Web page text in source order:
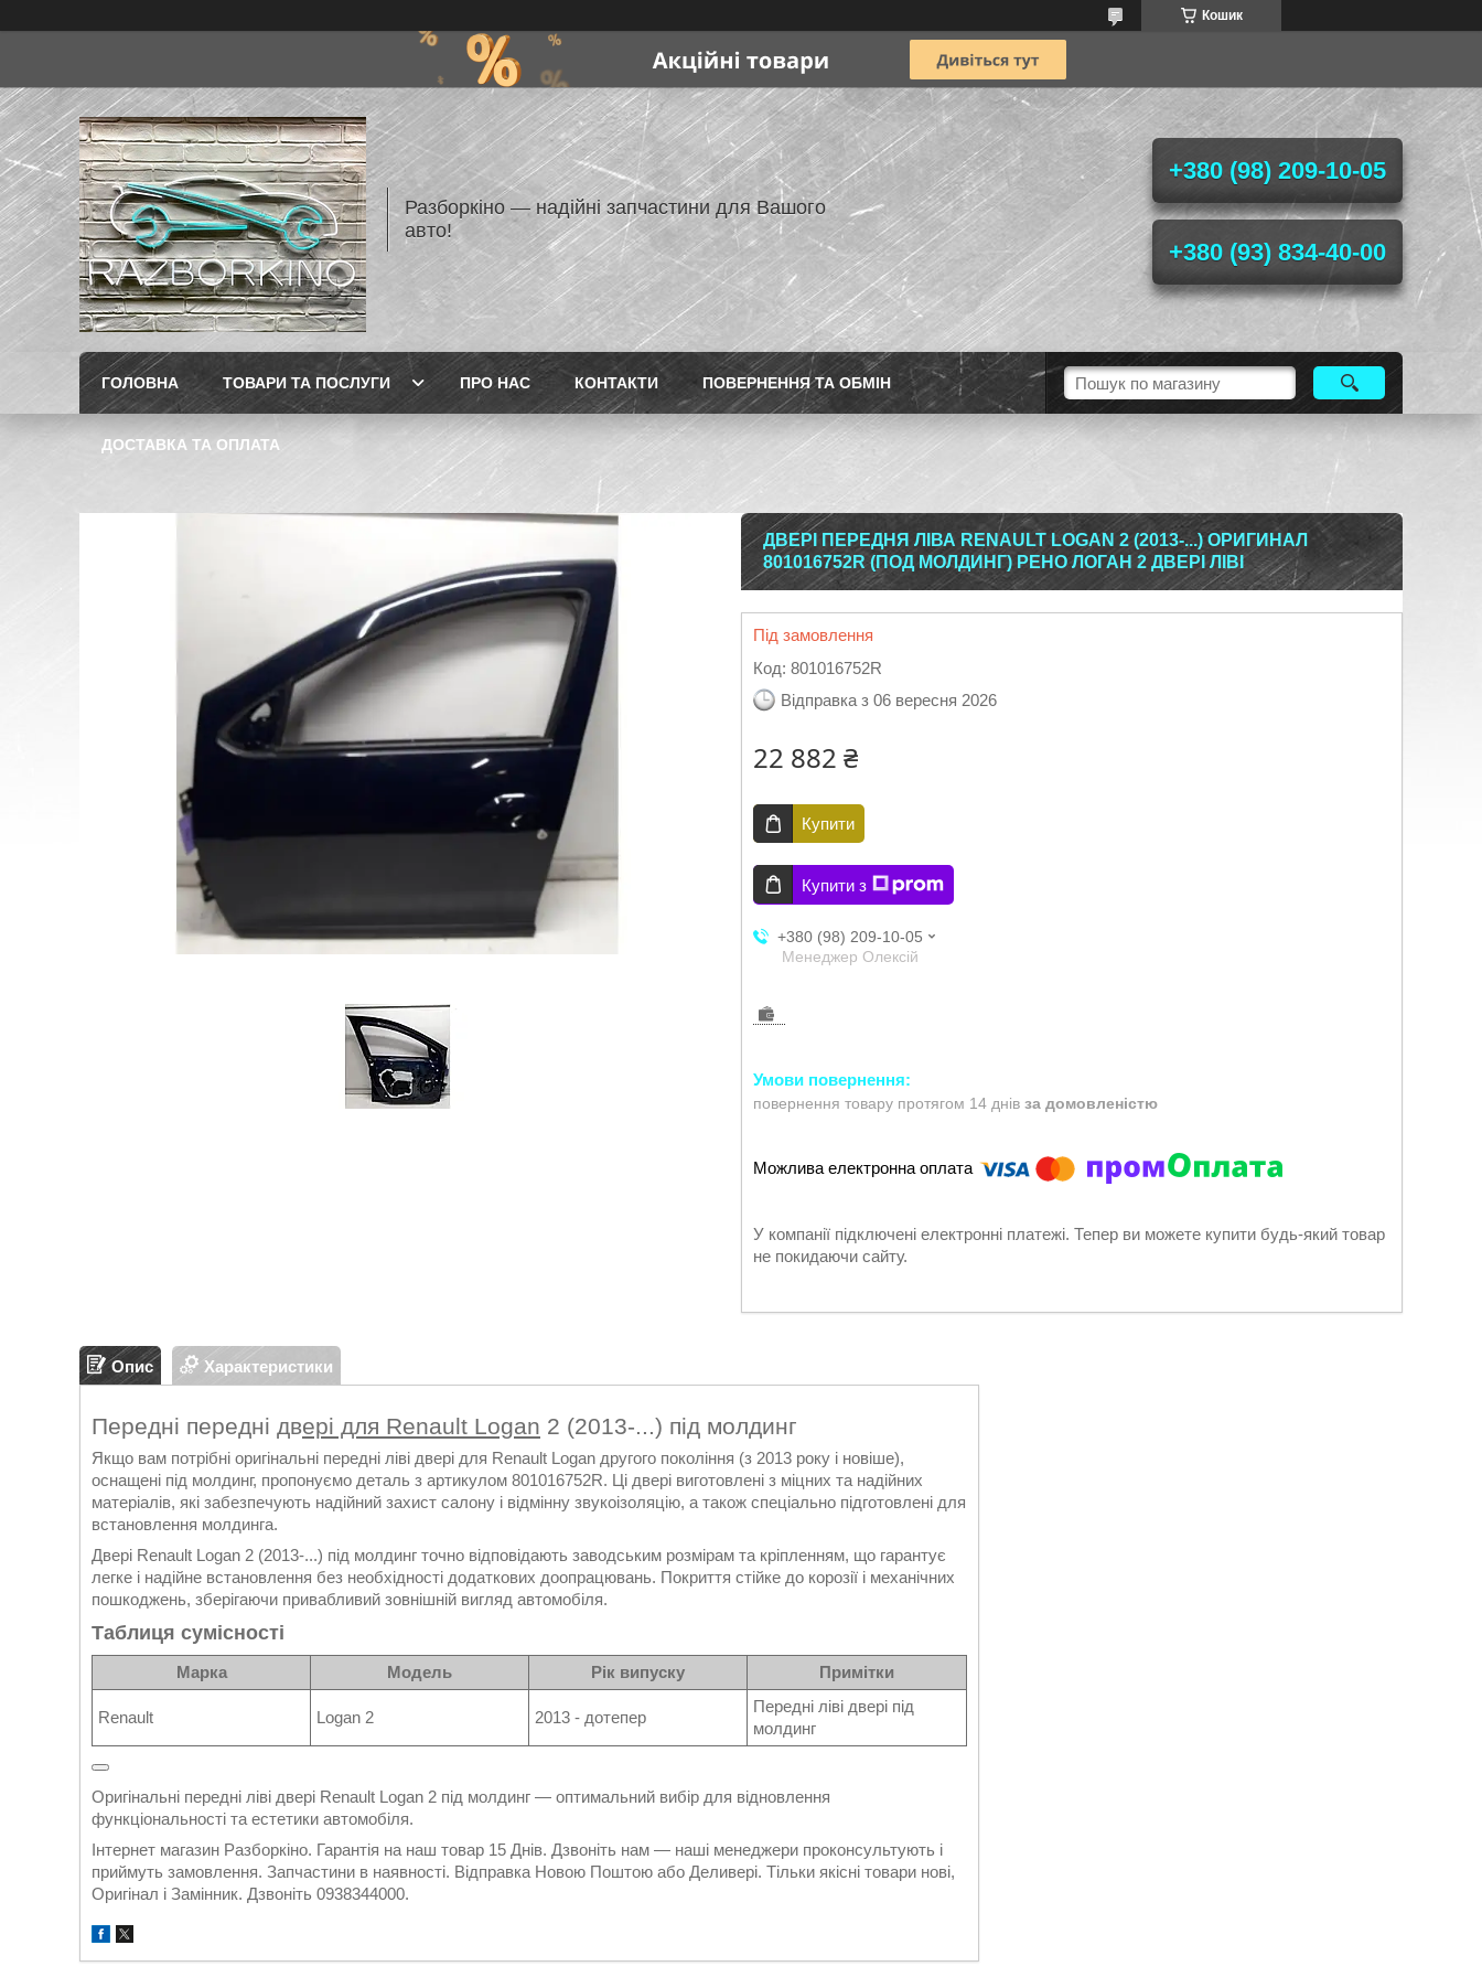
Кошик
Разборкіно — надійні запчастини для Вашого
авто!
+380 (98) 209-10-05
+380 (93) 834-40-00
ГОЛОВНА ТОВАРИ ТА ПОСЛУГИ ПРО НАС КОНТАКТИ ПОВЕРНЕННЯ ТА ОБМІН
ДОСТАВКА ТА ОПЛАТА
ДВЕРІ ПЕРЕДНЯ ЛІВА RENAULT LOGAN 2 (2013-...) ОРИГИНАЛ
801016752R (ПОД МОЛДИНГ) РЕНО ЛОГАН 2 ДВЕРІ ЛІВІ
Під замовлення
Код: 801016752R
Відправка з 06 вересня 2026
22 882 ₴
Купити
Купити з
+380 (98) 209-10-05
Менеджер Олексій
повернення товару протягом 14 днів за домовленістю
У компанії підключені електронні платежі. Тепер ви можете купити будь-який товар
не покидаючи сайту.
Опис Характеристики
Передні передні двері для Renault Logan 2 (2013-...) під молдинг
Якщо вам потрібні оригінальні передні ліві двері для Renault Logan другого покоління (з 2013 року і новіше),
оснащені під молдинг, пропонуємо деталь з артикулом 801016752R. Ці двері виготовлені з міцних та надійних
матеріалів, які забезпечують надійний захист салону і відмінну звукоізоляцію, а також спеціально підготовлені для
встановлення молдинга.
Двері Renault Logan 2 (2013-...) під молдинг точно відповідають заводським розмірам та кріпленням, що гарантує
легке і надійне встановлення без необхідності додаткових доопрацювань. Покриття стійке до корозії і механічних
пошкоджень, зберігаючи привабливий зовнішній вигляд автомобіля.
Таблиця сумісності
Марка Модель Рік випуску Примітки
Renault Logan 2 2013 - дотепер
Передні ліві двері під
молдинг
Оригінальні передні ліві двері Renault Logan 2 під молдинг — оптимальний вибір для відновлення
функціональності та естетики автомобіля.
Інтернет магазин Разборкіно. Гарантія на наш товар 15 Днів. Дзвоніть нам — наші менеджери проконсультують і
приймуть замовлення. Запчастини в наявності. Відправка Новою Поштою або Деливері. Тільки якісні товари нові,
Оригінал і Замінник. Дзвоніть 0938344000.